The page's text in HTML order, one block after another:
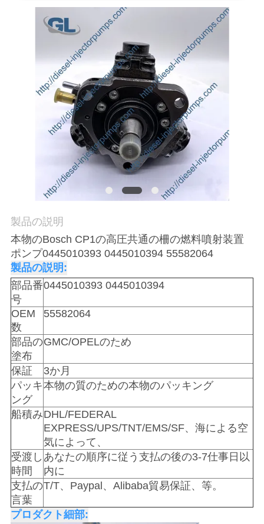
品
質
管
理
引
金
を
求
て
く
だ
製品の説明
本物のBosch CP1の高圧共通の柵の燃料噴射装置
ポンプ0445010393 0445010394 55582064
製品の説明:
部品番
号
0445010393 0445010394
OEM
数
55582064
部品の
塗布
GMC/OPELのため
保証
3か月
パッキ
ング
本物の質のための本物のパッキング
船積みDHL/FEDERAL
EXPRESS/UPS/TNT/EMS/SF、海による空
気によって、
受渡し
時間
あなたの順序に従う支払の後の3-7仕事日以
内に
支払の
言葉
T/T、Paypal、Alibaba貿易保証、等。
プロダクト細部: